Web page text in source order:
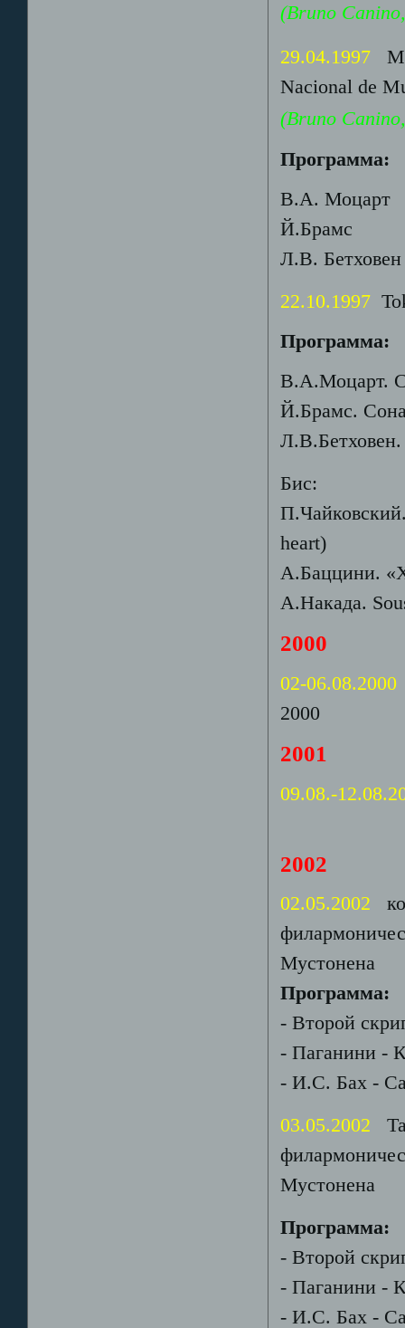
(Bruno
29.04.1997
Nacional de
(Bruno
Программа:
В.А. Моцарт
Й.Брамс
Л.В.
22.10.1997
Программа:
В.А.Моцарт.
Й.Брамс.
Бис:
heart)
А.Баццини.
А.Накада.
2000
02-06.08.2000
2000
2001
09.08.-
2002
02.05.2002
Мустонена
Программа:
- Второй
- Паганини -
- И.С. Бах -
03.05.2002
Мустонена
Программа:
- Второй
- Паганини -
- И.С. Бах -